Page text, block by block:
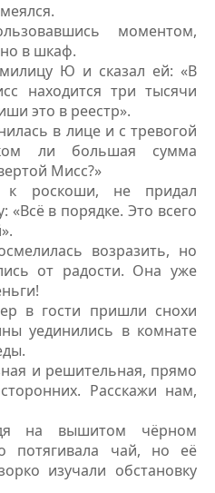
моментом,
в шкаф.
Ю и сказал ей: «В
находится три тысячи
это в реестр».
в лице и с тревогой
ли большая сумма
Мисс?»
к роскоши, не придал
«Всё в порядке. Это всего
возразить, но
от радости. Она уже
в гости пришли снохи
уединились в комнате
и решительная, прямо
Расскажи нам,
на вышитом чёрном
потягивала чай, но её
изучали обстановку